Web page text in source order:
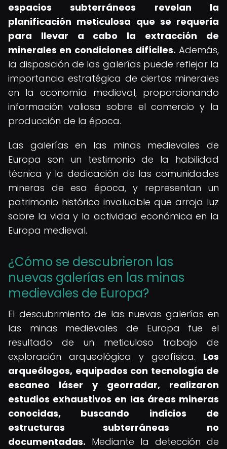
espacios subterráneos revelan la
planificación meticulosa que se requería
para llevar a cabo la extracción de
minerales en condiciones difíciles. Además,
la disposición de las galerías puede reflejar la
importancia estratégica de ciertos minerales
en la economía medieval, proporcionando
información valiosa sobre el comercio y la
producción de la época.
Las galerías en las minas medievales de
Europa son un testimonio de la habilidad
técnica y la dedicación de las comunidades
mineras de esa época, y representan un
patrimonio histórico invaluable que arroja luz
sobre la vida y la actividad económica en la
Europa medieval.
¿Cómo se descubrieron las
nuevas galerías en las minas
medievales de Europa?
El descubrimiento de las nuevas galerías en
las minas medievales de Europa fue el
resultado de un meticuloso trabajo de
exploración arqueológica y geofísica. Los
arqueólogos, equipados con tecnología de
escaneo láser y georradar, realizaron
estudios exhaustivos en las áreas mineras
conocidas, buscando indicios de
estructuras subterráneas no
documentadas. Mediante la detección de